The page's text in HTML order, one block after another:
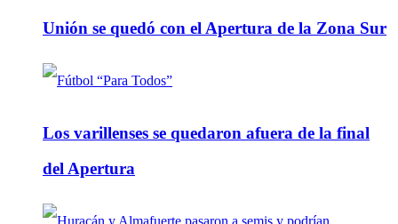
Unión se quedó con el Apertura de la Zona Sur
Los varillenses se quedaron afuera de la final
del Apertura